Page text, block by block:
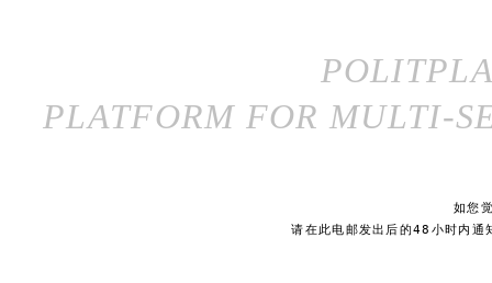
PLATFORM FOR MULTI-
如您
请在此电邮发出后的48小时内通